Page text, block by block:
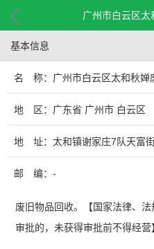
广州市白云区
基本信息
名 称：广州市白云区太和秋婵
地 区：广东省 广州市 白云区
地 址：太和镇谢家庄7队天富
邮 编：-
废旧物品回收。【国家法律、
审批的，未获得审批前不得经营